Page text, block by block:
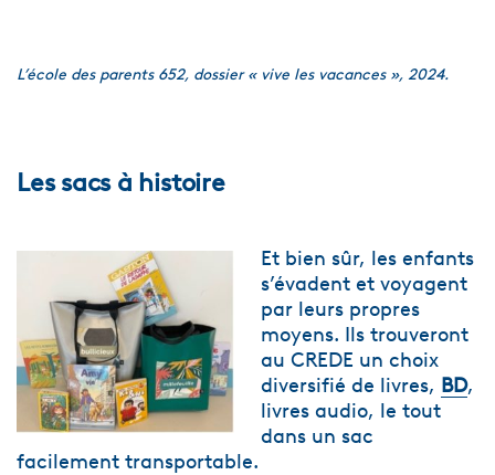
L’école des parents 652, dossier « vive les vacances », 2024.
Les sacs à histoire
Et bien sûr, les enfants
s’évadent et voyagent
par leurs propres
moyens. Ils trouveront
au CREDE un choix
diversifié de livres, BD,
livres audio, le tout
dans un sac
facilement transportable.